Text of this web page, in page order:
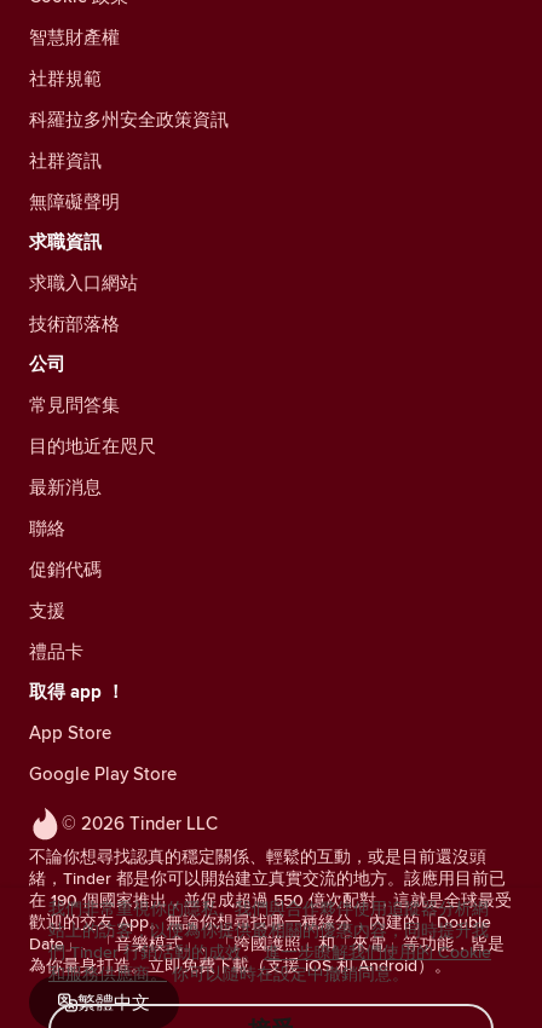
© 2026 Tinder LLC
不論你想尋找認真的穩定關係、輕鬆的互動，或是目前還沒頭
緒，Tinder 都是你可以開始建立真實交流的地方。該應用目前已
在 190 個國家推出，並促成超過 550 億次配對，這就是全球最受
歡迎的交友 App。無論你想尋找哪一種緣分，內建的「Double
Date」、「音樂模式」、「跨國護照」和「來電」等功能，皆是
為你量身打造。立即免費下載（支援 iOS 和 Android）。
繁體中文
智慧財產權
社群規範
科羅拉多州安全政策資訊
社群資訊
無障礙聲明
求職資訊
求職入口網站
技術部落格
公司
常見問答集
目的地近在咫尺
最新消息
聯絡
促銷代碼
支援
禮品卡
取得 app ！
App Store
Google Play Store
我們非常重視你的隱私。我們與合作夥伴使用追蹤器分析網
站上的訪客，以便為你提供最相關的優惠內容，同時提升我
們 Tinder 行銷活動的成效。 進一步瞭解我們使用的 Cookie
和服務供應商。 你可以隨時在設定中撤銷同意。